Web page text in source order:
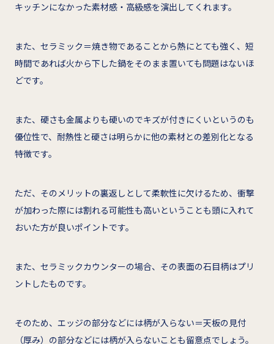
キッチンになかった素材感・高級感を演出してくれます。
また、セラミック＝焼き物であることから熱にとても強く、短
時間であれば火から下した鍋をそのまま置いても問題はないほ
どです。
また、硬さも金属よりも硬いのでキズが付きにくいというのも
優位性で、耐熱性と硬さは明らかに他の素材との差別化となる
特徴です。
ただ、そのメリットの裏返しとして柔軟性に欠けるため、衝撃
が加わった際には割れる可能性も高いということも頭に入れて
おいた方が良いポイントです。
また、セラミックカウンターの場合、その表面の石目柄はプリ
ントしたものです。
そのため、エッジの部分などには柄が入らない＝天板の見付
（厚み）の部分などには柄が入らないことも留意点でしょう。